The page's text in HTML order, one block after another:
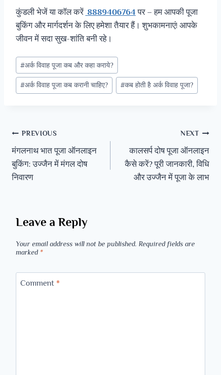
कुंडली भेजें या कॉल करें 8889406764पर – हम आपकी पूजा
बुकिंग और मार्गदर्शन के लिए हमेशा तैयार हैं। शुभकामनाएं! आपके
जीवन में सदा सुख-शांति बनी रहे।
#अर्क विवाह पूजा कब और कहा कराये?
#अर्क विवाह पूजा कब करानी चाहिए? #कब होती है अर्क विवाह पूजा?
PREVIOUS
मंगलनाथ भात पूजा ऑनलाइन
बुकिंग: उज्जैन में मंगल दोष
निवारण
NEXT
कालसर्प दोष पूजा ऑनलाइन
कैसे करें? पूरी जानकारी, विधि
और उज्जैन में पूजा के लाभ
Leave a Reply
Your email address will not be published. Required fields are
marked *
Comment *